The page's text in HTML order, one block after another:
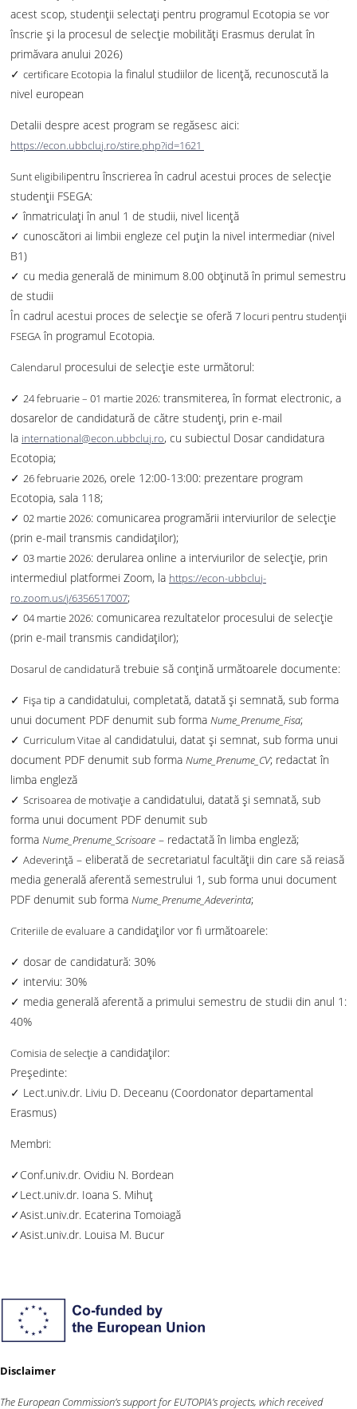
acest scop, studenții selectați pentru programul Ecotopia se vor
înscrie și la procesul de selecție mobilități Erasmus derulat în
primăvara anului 2026)
✓ certificare Ecotopia la finalul studiilor de licență, recunoscută la
nivel european
Detalii despre acest program se regăsesc aici:
https://econ.ubbcluj.ro/stire.php?id=1621
Sunt eligibilipentru înscrierea în cadrul acestui proces de selecție
studenții FSEGA:
✓ înmatriculați în anul 1 de studii, nivel licență
✓ cunoscători ai limbii engleze cel puțin la nivel intermediar (nivel
B1)
✓ cu media generală de minimum 8.00 obținută în primul semestru
de studii
În cadrul acestui proces de selecție se oferă 7 locuri pentru studenții
FSEGAîn programul Ecotopia.
Calendarul procesului de selecție este următorul:
✓ 24 februarie – 01 martie 2026: transmiterea, în format electronic, a
dosarelor de candidatură de către studenți, prin e-mail
la international@econ.ubbcluj.ro, cu subiectul Dosar candidatura
Ecotopia;
✓ 26 februarie 2026, orele 12:00-13:00: prezentare program
Ecotopia, sala 118;
✓ 02 martie 2026: comunicarea programării interviurilor de selecție
(prin e-mail transmis candidaților);
✓ 03 martie 2026: derularea online a interviurilor de selecție, prin
intermediul platformei Zoom, la https://econ-ubbcluj-
ro.zoom.us/j/6356517007;
✓ 04 martie 2026: comunicarea rezultatelor procesului de selecție
(prin e-mail transmis candidaților);
Dosarul de candidatură trebuie să conțină următoarele documente:
✓ Fişa tip a candidatului, completată, datată și semnată, sub forma
unui document PDF denumit sub forma Nume_Prenume_Fisa;
✓ Curriculum Vitae al candidatului, datat și semnat, sub forma unui
document PDF denumit sub forma Nume_Prenume_CV; redactat în
limba engleză
✓ Scrisoarea de motivaţie a candidatului, datată și semnată, sub
forma unui document PDF denumit sub
forma Nume_Prenume_Scrisoare – redactată în limba engleză;
✓ Adeverinţă – eliberată de secretariatul facultății din care să reiasă
media generală aferentă semestrului 1, sub forma unui document
PDF denumit sub forma Nume_Prenume_Adeverinta;
Criteriile de evaluare a candidaţilor vor fi următoarele:
✓ dosar de candidatură: 30%
✓ interviu: 30%
✓ media generală aferentă a primului semestru de studii din anul 1:
40%
Comisia de selecție a candidaţilor:
Președinte:
✓ Lect.univ.dr. Liviu D. Deceanu (Coordonator departamental
Erasmus)
Membri:
✓Conf.univ.dr. Ovidiu N. Bordean
✓Lect.univ.dr. Ioana S. Mihuț
✓Asist.univ.dr. Ecaterina Tomoiagă
✓Asist.univ.dr. Louisa M. Bucur
Disclaimer
The European Commission’s support for EUTOPIA’s projects, which received